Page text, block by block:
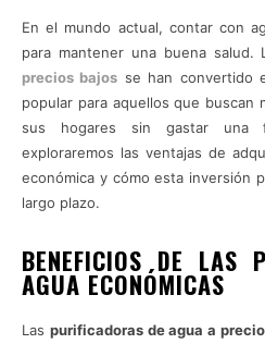
En el mundo actual, contar con
para mantener una buena salud.
precios bajos se han convertido
popular para aquellos que buscan
sus hogares sin gastar una
exploraremos las ventajas de
económica y cómo esta inversión
largo plazo.
BENEFICIOS DE LAS
AGUA ECONÓMICAS
Las purificadoras de agua a